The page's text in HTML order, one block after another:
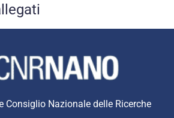
Consiglio Nazionale delle Ricerche